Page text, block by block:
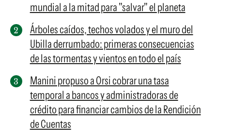
mundial a la mitad para "salvar" el planeta
Árboles caídos, techos volados y el muro del
Ubilla derrumbado: primeras consecuencias
de las tormentas y vientos en todo el país
Manini propuso a Orsi cobrar una tasa
temporal a bancos y administradoras de
crédito para financiar cambios de la Rendición
de Cuentas